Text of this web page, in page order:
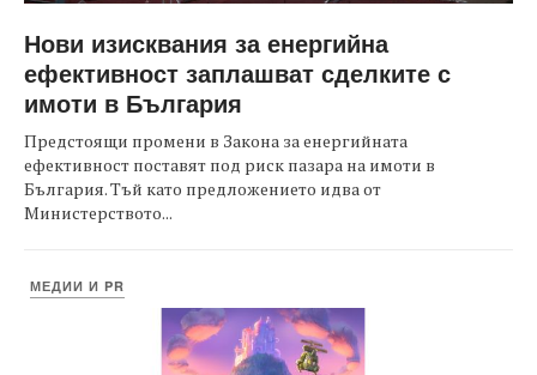
Нови изисквания за енергийна
ефективност заплашват сделките с
имоти в България
Предстоящи промени в Закона за енергийната
ефективност поставят под риск пазара на имоти в
България. Тъй като предложението идва от
Министерството...
МЕДИИ И PR